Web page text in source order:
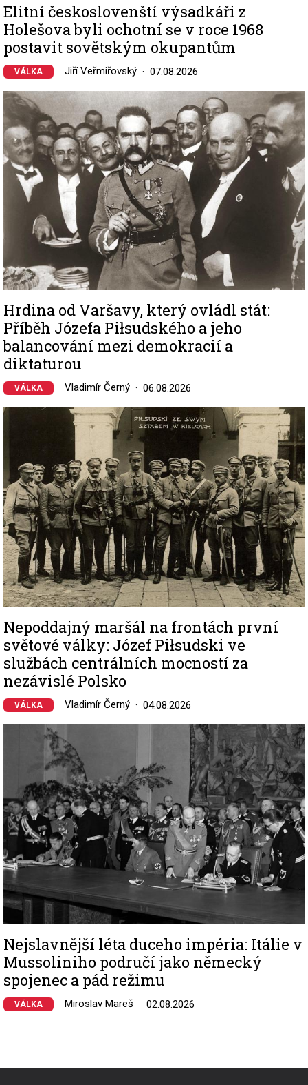
Elitní českoslovenští výsadkáři z
Holešova byli ochotní se v roce 1968
postavit sovětským okupantům
VÁLKA Jiří Veřmiřovský 07.08.2026
Image
Hrdina od Varšavy, který ovládl stát:
Příběh Józefa Piłsudského a jeho
balancování mezi demokracií a
diktaturou
VÁLKA Vladimír Černý 06.08.2026
Image
Nepoddajný maršál na frontách první
světové války: Józef Piłsudski ve
službách centrálních mocností za
nezávislé Polsko
VÁLKA Vladimír Černý 04.08.2026
Nejslavnější léta duceho impéria: Itálie v
Mussoliniho područí jako německý
spojenec a pád režimu
VÁLKA Miroslav Mareš 02.08.2026